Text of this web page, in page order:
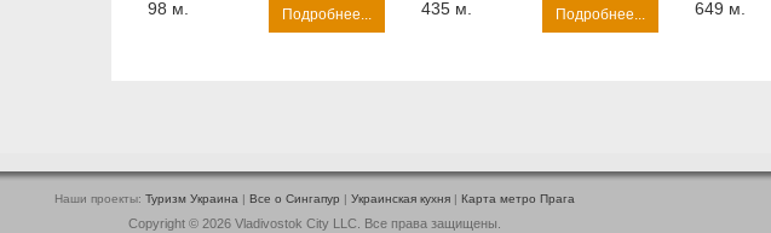
98 м. Подробнее... 435 м. Подробнее... 649 м.
Наши проекты: Туризм Украина | Все о Cингапур | Украинская кухня | Карта метро Прага
Copyright © 2026 Vladivostok City LLC. Все права защищены.